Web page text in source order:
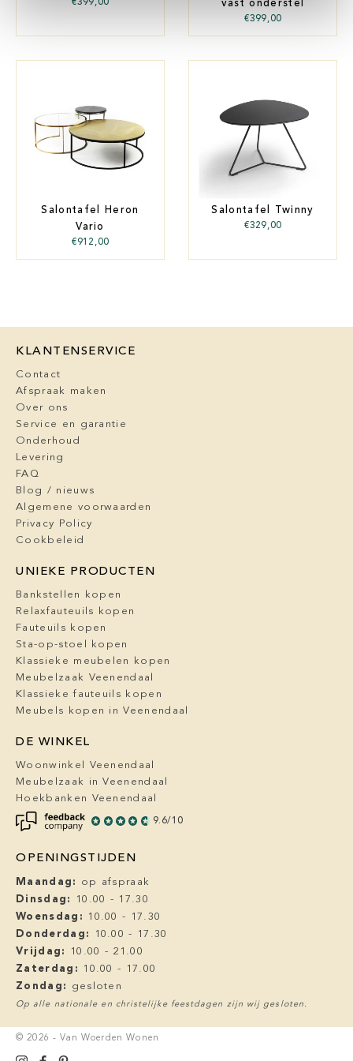
€399,00
vast onderstel
€399,00
Salontafel Heron
Vario
€912,00
Salontafel Twinny
€329,00
KLANTENSERVICE
Contact
Afspraak maken
Over ons
Service en garantie
Onderhoud
Levering
FAQ
Blog / nieuws
Algemene voorwaarden
Privacy Policy
Cookbeleid
UNIEKE PRODUCTEN
Bankstellen kopen
Relaxfauteuils kopen
Fauteuils kopen
Sta-op-stoel kopen
Klassieke meubelen kopen
Meubelzaak Veenendaal
Klassieke fauteuils kopen
Meubels kopen in Veenendaal
DE WINKEL
Woonwinkel Veenendaal
Meubelzaak in Veenendaal
Hoekbanken Veenendaal
9.6/10
OPENINGSTIJDEN
Maandag: op afspraak
Dinsdag: 10.00 - 17.30
Woensdag: 10.00 - 17.30
Donderdag: 10.00 - 17.30
Vrijdag: 10.00 - 21.00
Zaterdag: 10.00 - 17.00
Zondag: gesloten
Op alle nationale en christelijke feestdagen zijn wij gesloten.
© 2026 - Van Woerden Wonen